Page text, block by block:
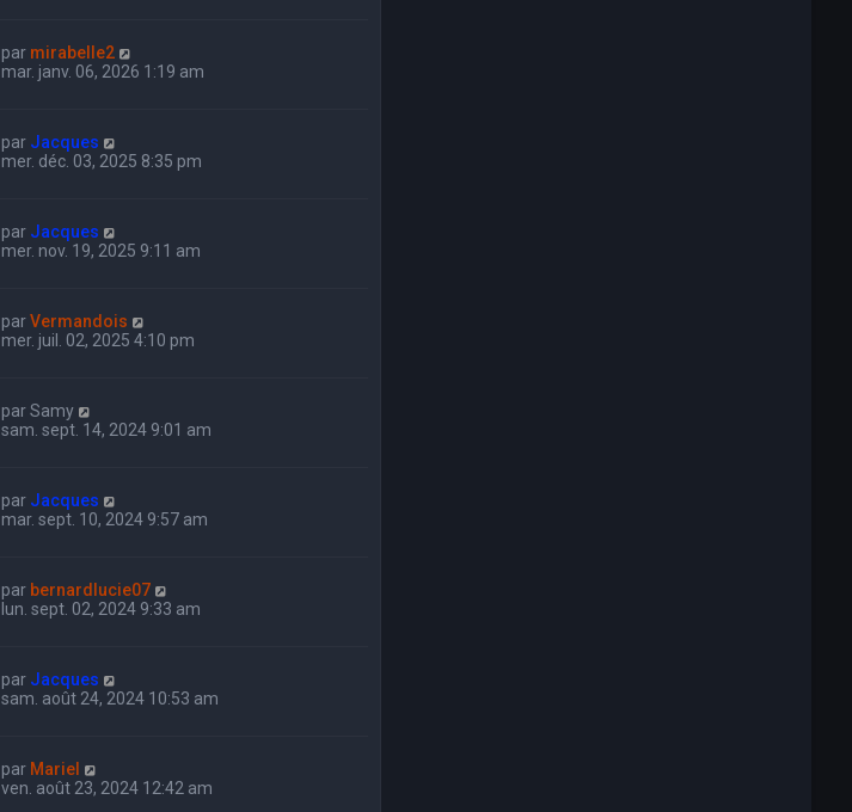
par mirabelle2
mar. janv. 06, 2026 1:19 am
par Jacques
mer. déc. 03, 2025 8:35 pm
par Jacques
mer. nov. 19, 2025 9:11 am
parVermandois
mer. juil. 02, 2025 4:10 pm
parSamy
sam. sept. 14, 2024 9:01 am
par Jacques
mar. sept. 10, 2024 9:57 am
par bernardlucie07
lun. sept. 02, 2024 9:33 am
par Jacques
sam. août 24, 2024 10:53 am
par Mariel
ven. août 23, 2024 12:42 am